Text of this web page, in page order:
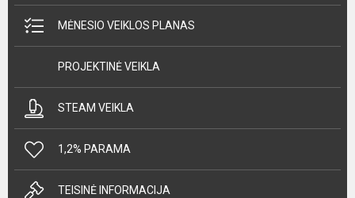
MĖNESIO VEIKLOS PLANAS
PROJEKTINĖ VEIKLA
STEAM VEIKLA
1,2% PARAMA
TEISINĖ INFORMACIJA